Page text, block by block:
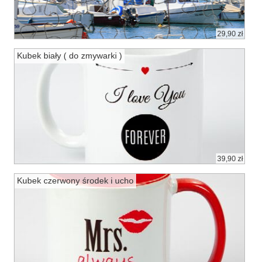
29,90 zł
Kubek biały ( do zmywarki )
39,90 zł
Kubek czerwony środek i ucho